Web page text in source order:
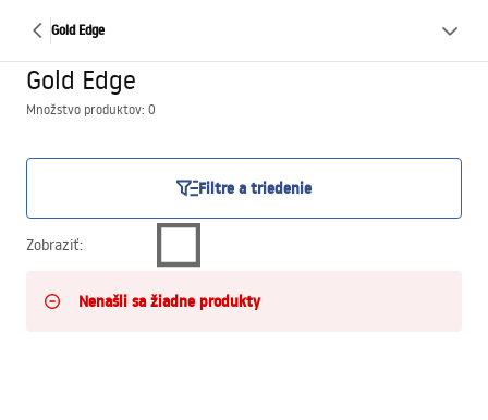
Gold Edge
Gold Edge
Množstvo produktov: 0
Filtre a triedenie
Zobraziť:
Nenašli sa žiadne produkty